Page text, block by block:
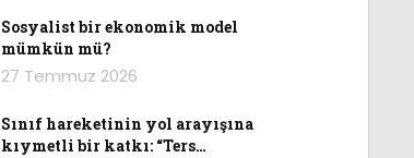
Sosyalist bir ekonomik model
mümkün mü?
27 Temmuz 2026
Sınıf hareketinin yol arayışına
kıymetli bir katkı: “Ters…